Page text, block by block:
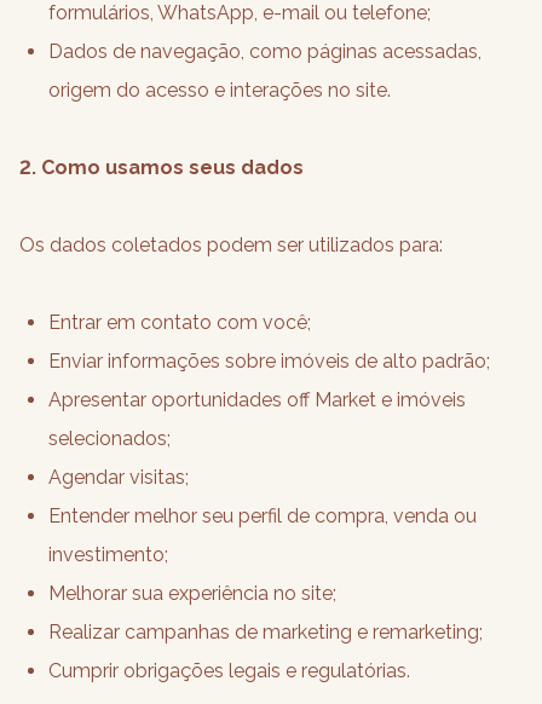
formulários, WhatsApp, e-mail ou telefone;
Dados de navegação, como páginas acessadas,
origem do acesso e interações no site.
2. Como usamos seus dados
Os dados coletados podem ser utilizados para:
Entrar em contato com você;
Enviar informações sobre imóveis de alto padrão;
Apresentar oportunidades off Market e imóveis
selecionados;
Agendar visitas;
Entender melhor seu perfil de compra, venda ou
investimento;
Melhorar sua experiência no site;
Realizar campanhas de marketing e remarketing;
Cumprir obrigações legais e regulatórias.